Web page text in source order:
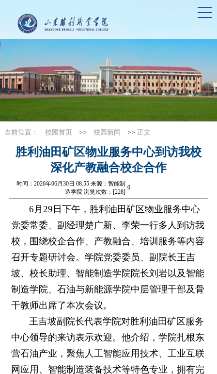
当前位置： 校园首页 >> 校园新闻 >> 正文
胜利油田矿区物业服务中心到访我校
深化产教融合校企合作
时间：2026年06月30日 08:55 来源：智能制
造学院 浏览次数：[228]
0
6月29日下午，胜利油田矿区物业服务中心
党委常委、副经理楚广新、李荣一行多人到访我
校，围绕校企合作、产教融合、培训服务等内容
召开专题研讨会。学院党委委员、副院长王吉
坡、 校长助理、智能制造学院院长刘岩以及智能
制造学院、石油与新能源学院中层管理干部及骨
干教师出席了本次会议。
王吉坡副院长代表学院对胜利油田矿区服务
中心领导的来访表示欢迎。他介绍，学院扎根东
营石油产业，聚焦人工智能应用技术、工业互联
网应用、智能制造装备技术等特色专业，拥有完